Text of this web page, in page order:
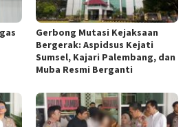
Gerbong Mutasi Kejaksaan
Bergerak: Aspidsus Kejati
Sumsel, Kajari Palembang, dan
Muba Resmi Berganti